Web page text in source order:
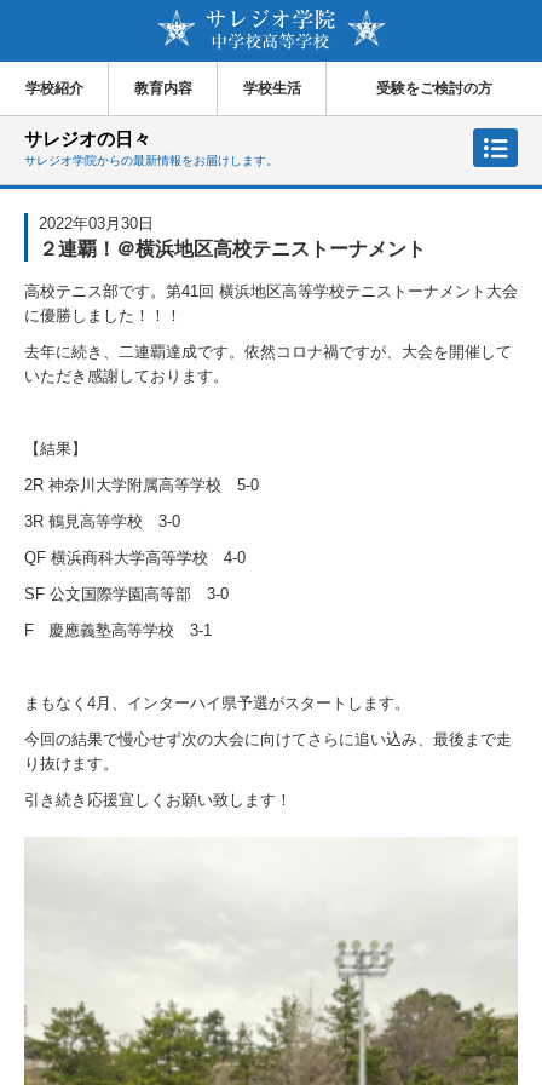
学校紹介 教育内容 学校生活 受験をご検討の方
サレジオの日々
サレジオ学院からの最新情報をお届けします。
2022年03月30日
２連覇！＠横浜地区高校テニストーナメント
高校テニス部です。第41回 横浜地区高等学校テニストーナメント大会
に優勝しました！！！
去年に続き、二連覇達成です。依然コロナ禍ですが、大会を開催して
いただき感謝しております。
【結果】
2R 神奈川大学附属高等学校 5-0
3R 鶴見高等学校 3-0
QF 横浜商科大学高等学校 4-0
SF 公文国際学園高等部 3-0
F 慶應義塾高等学校 3-1
まもなく 4月、インターハイ県予選がスタートします。
今回の結果で慢心せず次の大会に向けてさらに追い込み、最後まで走
り抜けます。
引き続き応援宜しくお願い致します！